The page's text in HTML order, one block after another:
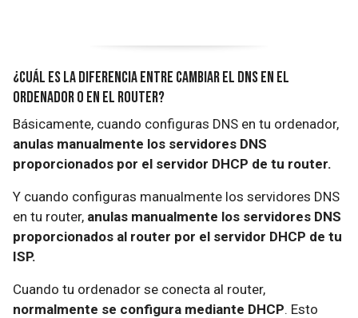
¿Cuál es la diferencia entre cambiar el DNS en el
ordenador o en el router?
Básicamente, cuando configuras DNS en tu ordenador,
anulas manualmente los servidores DNS
proporcionados por el servidor DHCP de tu router.
Y cuando configuras manualmente los servidores DNS
en tu router, anulas manualmente los servidores DNS
proporcionados al router por el servidor DHCP de tu
ISP.
Cuando tu ordenador se conecta al router,
normalmente se configura mediante DHCP. Esto